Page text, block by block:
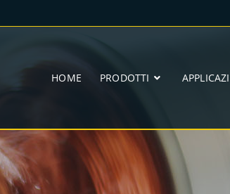
HOME PRODOTTI